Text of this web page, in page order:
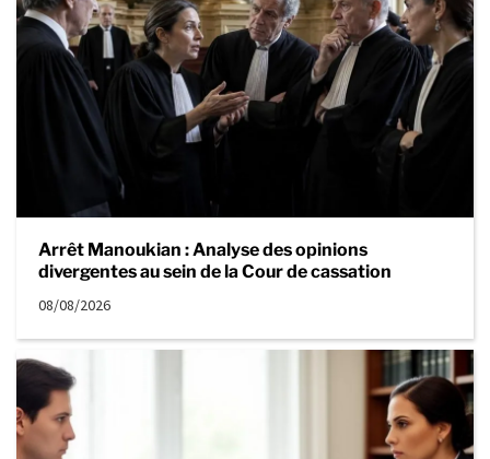
Arrêt Manoukian : Analyse des opinions
divergentes au sein de la Cour de cassation
08/08/2026